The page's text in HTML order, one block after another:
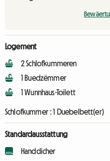
Logement
2 Schlofkummeren
1 Buedzëmmer
1 Wunnhaus-Toilett
Schlofkummer :1 Duebelbett(er)
Standardausstattung
Handdicher